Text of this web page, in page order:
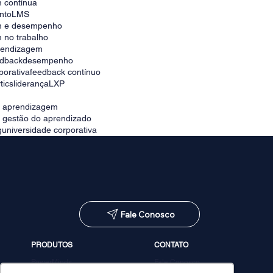
contínua
LMS
e desempenho
no trabalho
desempenho
feedback contínuo
liderançaLXP
do aprendizado
universidade corporativa
Fale Conosco
PRODUTOS
PowerMinds
CONTATO
Fale Conosco